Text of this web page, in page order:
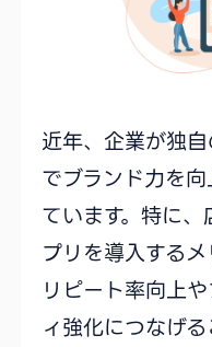
近年、企業が独
でブランド力を
ています。特に
プリを導入する
リピート率向上
ィ強化につなげる